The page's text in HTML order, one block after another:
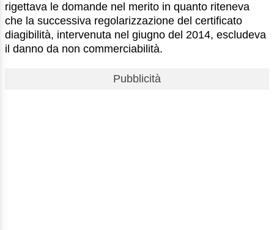
rigettava le domande nel merito in quanto riteneva
che la successiva regolarizzazione del certificato
diagibilità, intervenuta nel giugno del 2014, escludeva
il danno da non commerciabilità.
Pubblicità